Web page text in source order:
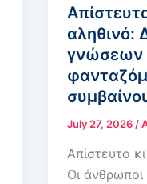
αληθινό:
γνώσεων
July 27, 2026 /
Απίστευτο
Οι